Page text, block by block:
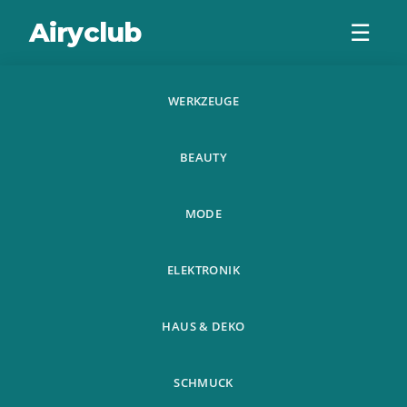
Airyclub ☰
WERKZEUGE
BEAUTY
MODE
ELEKTRONIK
HAUS & DEKO
SCHMUCK
Hubsche
Blumensamen
Chrysantheme